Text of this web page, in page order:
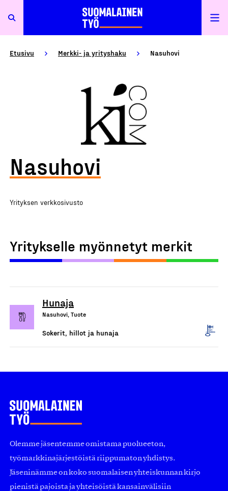
Etusivu Merkki- ja yrityshaku Nasuhovi
Nasuhovi
Yrityksen verkkosivusto
Yritykselle myönnetyt merkit
Hunaja
Nasuhovi, Tuote
Sokerit, hillot ja hunaja
Olemme jäsentemme omistama puolueeton,
työmarkkinajärjestöistä riippumaton yhdistys.
Jäseninämme on koko suomalaisen yhteiskunnan kirjo
pienistä pajoista ja yhteisöistä kansainvälisiin